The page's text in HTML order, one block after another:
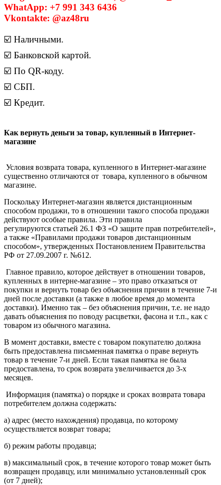
WhatApp: +7 991 343 6436
Vkontakte: @az48ru
☑️ Наличными.
☑️ Банковской картой.
☑️ По QR-коду.
☑️ СБП.
☑️ Кредит.
Как вернуть деньги за товар, купленный в Интернет-
магазине
Условия возврата товара, купленного в Интернет-магазине
существенно отличаются от товара, купленного в обычном
магазине.
Поскольку Интернет-магазин является дистанционным
способом продажи, то в отношении такого способа продажи
действуют особые правила. Эти правила
регулируются статьей 26.1 ФЗ «О защите прав потребителей»,
а также «Правилами продажи товаров дистанционным
способом», утвержденных Постановлением Правительства
РФ от 27.09.2007 г. №612.
Главное правило, которое действует в отношении товаров,
купленных в интерне-магазине – это право отказаться от
покупки и вернуть товар без объяснения причин в течение 7-и
дней после доставки (а также в любое время до момента
доставки). Именно так – без объяснения причин, т.е. не надо
давать объяснения по поводу расцветки, фасона и т.п., как с
товаром из обычного магазина.
В момент доставки, вместе с товаром покупателю должна
быть предоставлена письменная памятка о праве вернуть
товар в течение 7-и дней. Если такая памятка не была
предоставлена, то срок возврата увеличивается до 3-х
месяцев.
Информация (памятка) о порядке и сроках возврата товара
потребителем должна содержать:
а) адрес (место нахождения) продавца, по которому
осуществляется возврат товара;
б) режим работы продавца;
в) максимальный срок, в течение которого товар может быть
возвращен продавцу, или минимально установленный срок
(от 7 дней);